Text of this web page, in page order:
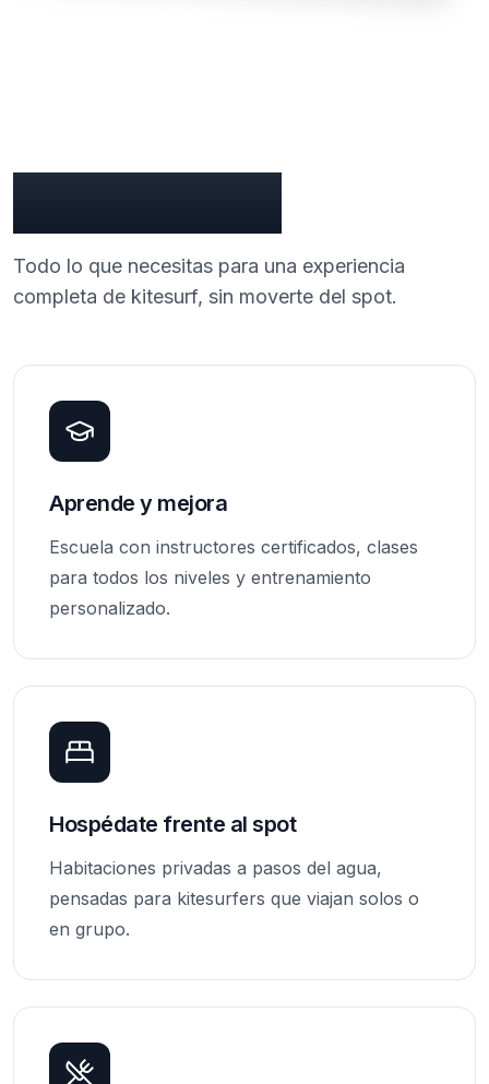
Todo lo que necesitas para una experiencia
completa de kitesurf, sin moverte del spot.
Aprende y mejora
Escuela con instructores certificados, clases
para todos los niveles y entrenamiento
personalizado.
Hospédate frente al spot
Habitaciones privadas a pasos del agua,
pensadas para kitesurfers que viajan solos o
en grupo.